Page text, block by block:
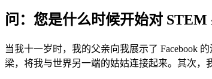
问：您是什么时候开始对 STEM
当我十一岁时，我的父亲向我展示了 Facebook
梁，将我与世界另一端的姑姑连接起来。其次，